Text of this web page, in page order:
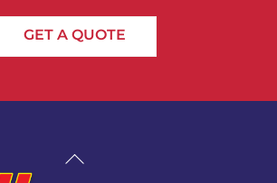
GET A QUOTE
Back